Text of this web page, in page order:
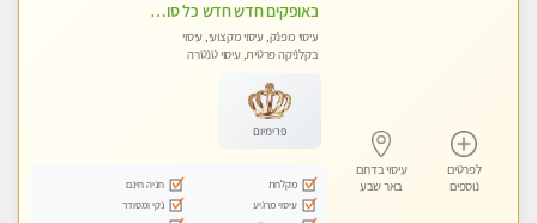
לפרטים
נוספים
עיסוי בדרום
באר שבע
באופקים חדש חדש כל סוגי העיסויים מעסה מקצועית ואיכותית פרטי!!!
עיסוי מפנק, עיסוי מקצועי, עיסוי
בקלניקה פרטית, עיסוי טנטרה
פרימיום
מקלחת
חניה חינם
עיסוי מרגיע
נקי ומסודר